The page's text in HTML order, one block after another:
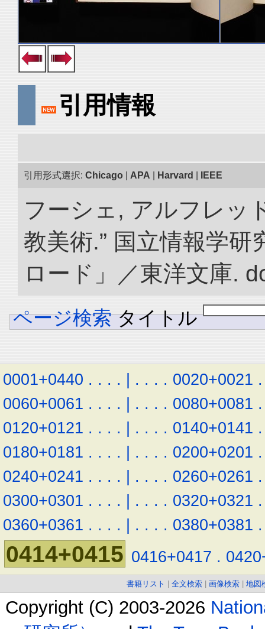
引用情報
引用形式選択: Chicago APA Harvard IEEE
フーシェ, アルフレッ
教美術.” 国立情報学
ロード」／東洋文庫.
ページ検索 タイトル
0001+0440 . . . . | . . . . 0020+0021 .
0060+0061 . . . . | . . . . 0080+0081 .
0120+0121 . . . . | . . . . 0140+0141 .
0180+0181 . . . . | . . . . 0200+0201 .
0240+0241 . . . . | . . . . 0260+0261 .
0300+0301 . . . . | . . . . 0320+0321 .
0360+0361 . . . . | . . . . 0380+0381 .
0414+0415 0416+0417 .
書籍リスト 全文検索 画像検索 地図
Copyright (C) 2003-2026